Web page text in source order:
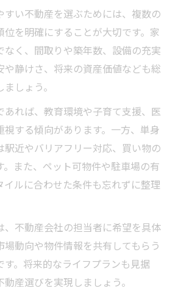
すい不動産を選ぶためには、複数の
を明確にすることが大切です。家
なく、間取りや築年数、設備の充実
静けさ、将来の資産価値なども総
しょう。
あれば、教育環境や子育て支援、医
する傾向があります。一方、単身
駅近やバリアフリー対応、買い物の
。また、ペット可物件や駐車場の有
ルに合わせた条件も忘れずに整理
、不動産会社の担当者に希望を具体
動向や物件情報を共有してもらう
す。将来的なライフプランも見据
産選びを実現しましょう。